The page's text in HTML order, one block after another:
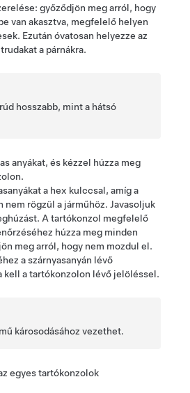
győződjön meg arról, hogy
van akasztva, megfelelő helyen
Ezután óvatosan helyezze az
a párnákra.
hosszabb, mint a hátsó
anyákat, és kézzel húzza meg
a hex kulccsal, amíg a
nem rögzül a járműhöz. Javasoljuk
A tartókonzol megfelelő
húzza meg minden
meg arról, hogy nem mozdul el.
a szárnyasanyán lévő
kell a tartókonzolon lévő jelöléssel.
károsodásához vezethet.
egyes tartókonzolok